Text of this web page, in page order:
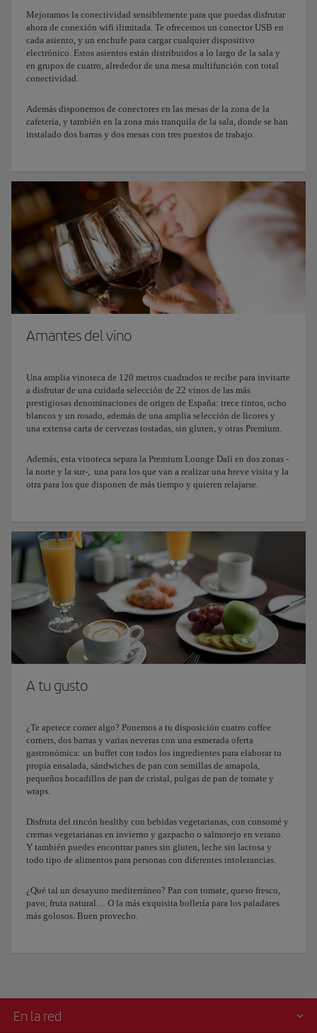
Mejoramos la conectividad sensiblemente para que puedas disfrutar
ahora de conexión wifi ilimitada. Te ofrecemos un conector USB en
cada asiento, y un enchufe para cargar cualquier dispositivo
electrónico. Estos asientos están distribuidos a lo largo de la sala y
en grupos de cuatro, alrededor de una mesa multifunción con total
conectividad.
Además disponemos de conectores en las mesas de la zona de la
cafetería, y también en la zona más tranquila de la sala, donde se han
instalado dos barras y dos mesas con tres puestos de trabajo.
Amantes del vino
Una amplia vinoteca de 120 metros cuadrados te recibe para invitarte
a disfrutar de una cuidada selección de 22 vinos de las más
prestigiosas denominaciones de origen de España: trece tintos, ocho
blancos y un rosado, además de una amplia selección de licores y
una extensa carta de cervezas tostadas, sin gluten, y otras Premium.
Además, esta vinoteca separa la Premium Lounge Dalí en dos zonas -
la norte y la sur-, una para los que van a realizar una breve visita y la
otra para los que disponen de más tiempo y quieren relajarse.
A tu gusto
¿Te apetece comer algo? Ponemos a tu disposición cuatro coffee
corners, dos barras y varias neveras con una esmerada oferta
gastronómica: un buffet con todos los ingredientes para elaborar tu
propia ensalada, sándwiches de pan con semillas de amapola,
pequeños bocadillos de pan de cristal, pulgas de pan de tomate y
wraps.
Disfruta del rincón healthy con bebidas vegetarianas, con consomé y
cremas vegetarianas en invierno y gazpacho o salmorejo en verano.
Y también puedes encontrar panes sin gluten, leche sin lactosa y
todo tipo de alimentos para personas con diferentes intolerancias.
¿Qué tal un desayuno mediterráneo? Pan con tomate, queso fresco,
pavo, fruta natural… O la más exquisita bollería para los paladares
más golosos. Buen provecho.
En la red